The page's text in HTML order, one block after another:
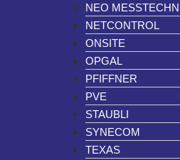
NEO
NETCONTROL
ONSITE
OPGAL
PFIFFNER
PVE
STAUBLI
SYNECOM
TEXAS